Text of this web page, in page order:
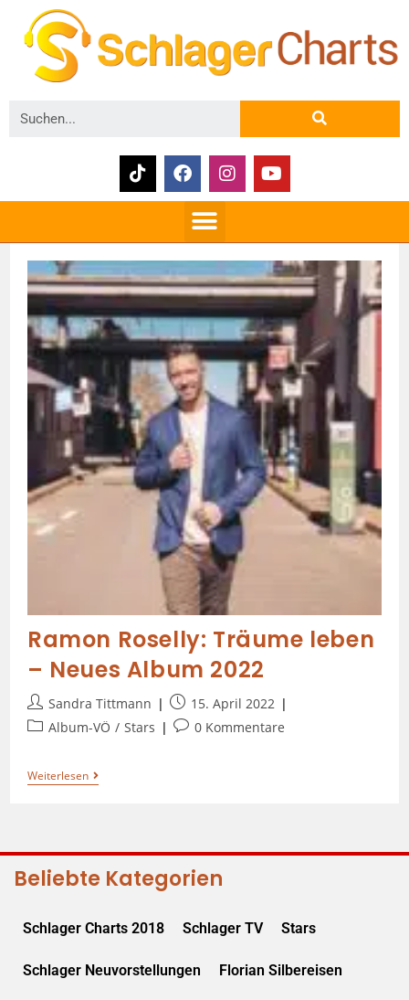
Ramon Roselly: Träume leben
– Neues Album 2022
Sandra Tittmann
15. April 2022
Album-VÖ / Stars 0 Kommentare
Weiterlesen
Beliebte Kategorien
Schlager Charts 2018 Schlager TV Stars
Schlager Neuvorstellungen Florian Silbereisen